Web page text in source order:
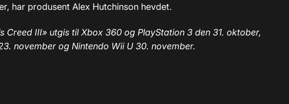
har produsent Alex Hutchinson hevdet.
Creed III» utgis til Xbox 360 og PlayStation 3 den 31. oktober,
november og Nintendo Wii U 30. november.